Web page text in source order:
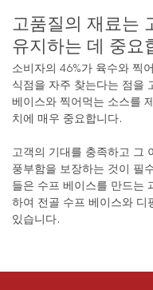
고품질의 재료는
유지하는 데 중요
소비자의 46%가 육수와 찍
식점을 자주 찾는다는 점을
베이스와 찍어먹는 소스를
치에 매우 중요합니다.
고객의 기대를 충족하고 그
풍부함을 보장하는 것이 필
들은 수프 베이스를 만드는
하여 전골 수프 베이스와 디
있습니다.